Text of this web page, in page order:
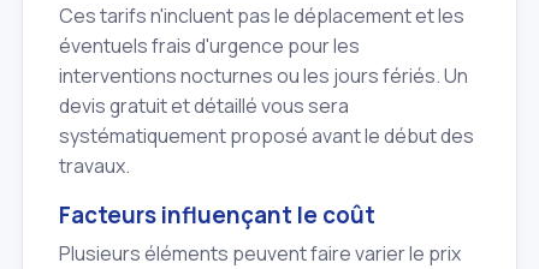
Ces tarifs n'incluent pas le déplacement et les
éventuels frais d'urgence pour les
interventions nocturnes ou les jours fériés. Un
devis gratuit et détaillé vous sera
systématiquement proposé avant le début des
travaux.
Facteurs influençant le coût
Plusieurs éléments peuvent faire varier le prix